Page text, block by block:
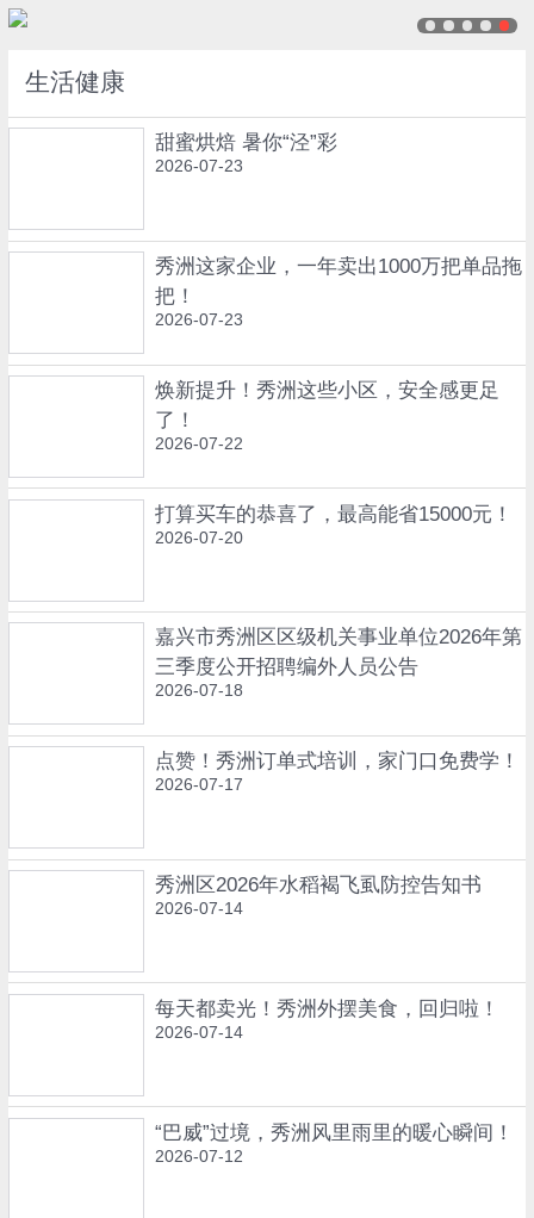
生活健康
甜蜜烘焙 暑你“泾”彩
2026-07-23
秀洲这家企业，一年卖出1000万把单品拖
把！
2026-07-23
焕新提升！秀洲这些小区，安全感更足
了！
2026-07-22
打算买车的恭喜了，最高能省15000元！
2026-07-20
嘉兴市秀洲区区级机关事业单位2026年第
三季度公开招聘编外人员公告
2026-07-18
点赞！秀洲订单式培训，家门口免费学！
2026-07-17
秀洲区2026年水稻褐飞虱防控告知书
2026-07-14
每天都卖光！秀洲外摆美食，回归啦！
2026-07-14
“巴威”过境，秀洲风里雨里的暖心瞬间！
2026-07-12